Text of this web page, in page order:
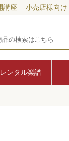
講座 小売店様向け
レンタル楽譜